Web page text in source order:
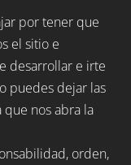
por tener que
el sitio e
desarrollar e irte
puedes dejar las
que nos abra la
orden,